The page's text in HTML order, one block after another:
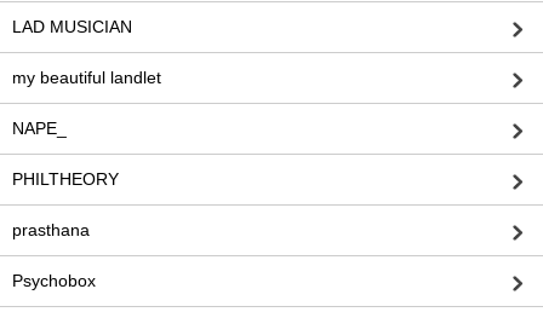
LAD MUSICIAN
my beautiful landlet
NAPE_
PHILTHEORY
prasthana
Psychobox